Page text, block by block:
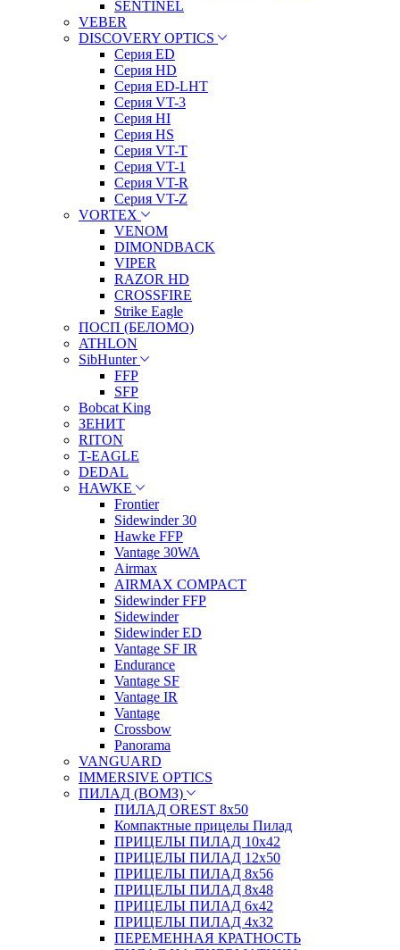
SENTINEL
VEBER
DISCOVERY OPTICS
Серия ED
Серия HD
Серия ED-LHT
Серия VT-3
Серия HI
Серия HS
Серия VT-T
Серия VT-1
Серия VT-R
Серия VT-Z
VORTEX
VENOM
DIMONDBACK
VIPER
RAZOR HD
CROSSFIRE
Strike Eagle
ПОСП (БЕЛОМО)
ATHLON
SibHunter
FFP
SFP
Bobcat King
ЗЕНИТ
RITON
T-EAGLE
DEDAL
HAWKE
Frontier
Sidewinder 30
Hawke FFP
Vantage 30WA
Airmax
AIRMAX COMPACT
Sidewinder FFP
Sidewinder
Sidewinder ED
Vantage SF IR
Endurance
Vantage SF
Vantage IR
Vantage
Crossbow
Panorama
VANGUARD
IMMERSIVE OPTICS
ПИЛАД (ВОМЗ)
ПИЛАД OREST 8х50
Компактные прицелы Пилад
ПРИЦЕЛЫ ПИЛАД 10х42
ПРИЦЕЛЫ ПИЛАД 12х50
ПРИЦЕЛЫ ПИЛАД 8х56
ПРИЦЕЛЫ ПИЛАД 8х48
ПРИЦЕЛЫ ПИЛАД 6х42
ПРИЦЕЛЫ ПИЛАД 4х32
ПЕРЕМЕННАЯ КРАТНОСТЬ